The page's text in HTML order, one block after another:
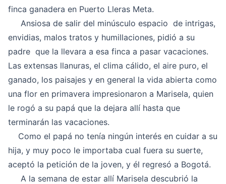
finca ganadera en Puerto Lleras Meta.
Ansiosa de salir del minúsculo espacio de intrigas,
envidias, malos tratos y humillaciones, pidió a su
padre que la llevara a esa finca a pasar vacaciones.
Las extensas llanuras, el clima cálido, el aire puro, el
ganado, los paisajes y en general la vida abierta como
una flor en primavera impresionaron a Marisela, quien
le rogó a su papá que la dejara allí hasta que
terminarán las vacaciones.
Como el papá no tenía ningún interés en cuidar a su
hija, y muy poco le importaba cual fuera su suerte,
aceptó la petición de la joven, y él regresó a Bogotá.
A la semana de estar allí Marisela descubrió la